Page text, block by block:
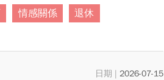
情感關係 退休
2026-07-15